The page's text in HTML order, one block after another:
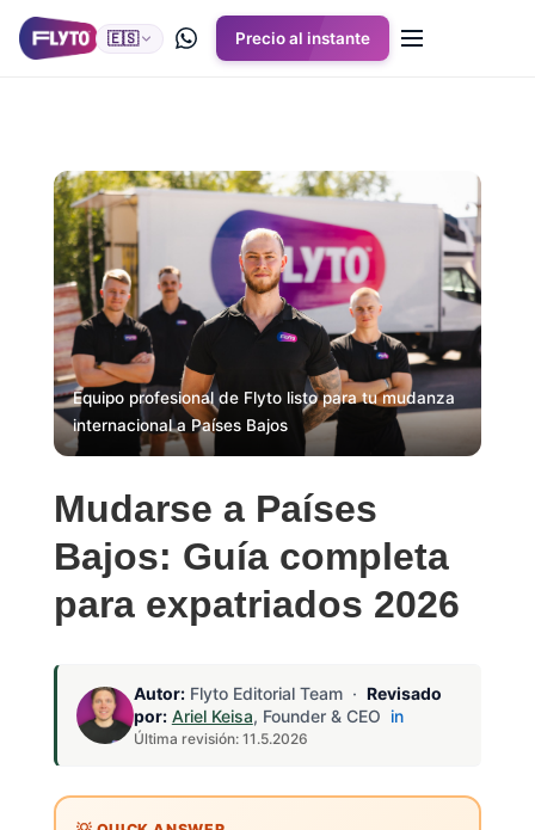
🇪🇸 Precio al instante
Equipo profesional de Flyto listo para tu mudanza
internacional a Países Bajos
Mudarse a Países
Bajos: Guía completa
para expatriados 2026
Autor:Flyto Editorial Team · Revisado
por: Ariel Keisa, Founder & CEO in
Última revisión: 11.5.2026